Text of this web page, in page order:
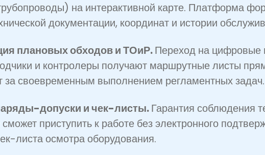
на интерактивной карте. Платформа
документации, координат и истории
плановых обходов и ТОиР.Переход на цифровые
и контролеры получают маршрутные листы
за своевременным выполнением регламентных задач.
допуски и чек-листы.Гарантия соблюдения
приступить к работе без электронного
листа осмотра оборудования.